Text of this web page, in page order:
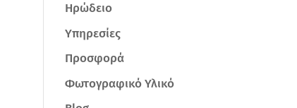
Ηρώδειο
Υπηρεσίες
Προσφορά
Φωτογραφικό Υλικό